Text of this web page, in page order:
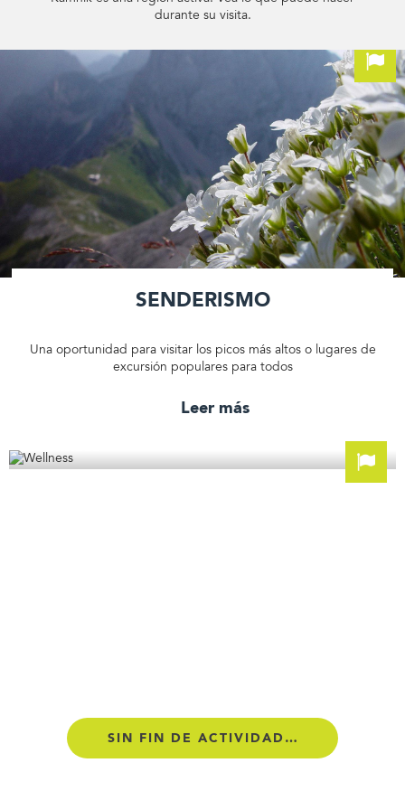
durante su visita.
Senderismo
Una oportunidad para visitar los picos más altos o lugares de
excursión populares para todos
Leer más
SIN FIN DE ACTIVIDADES